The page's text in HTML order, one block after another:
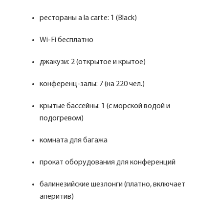
рестораны a la carte: 1 (Black)
Wi-Fi бесплатно
джакузи: 2 (открытое и крытое)
конференц-залы: 7 (на 220 чел.)
крытые бассейны: 1 (c морской водой и
подогревом)
комната для багажа
прокат оборудования для конференций
балинезийские шезлонги (платно, включает
аперитив)